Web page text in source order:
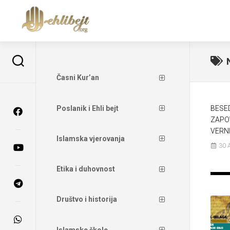
30
Časni Kur’an
Poslanik i Ehli bejt
Islamska vjerovanja
Etika i duhovnost
Društvo i historija